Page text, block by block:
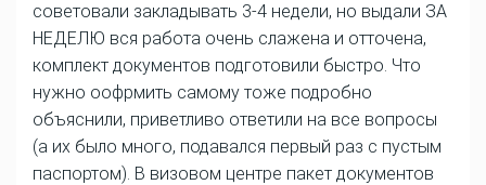
советовали закладывать 3-4 недели, но выдали ЗА
НЕДЕЛЮ вся работа очень слажена и отточена,
комплект документов подготовили быстро. Что
нужно оофрмить самому тоже подробно
объяснили, приветливо ответили на все вопросы
(а их было много, подавался первый раз с пустым
паспортом). В визовом центре пакет документов